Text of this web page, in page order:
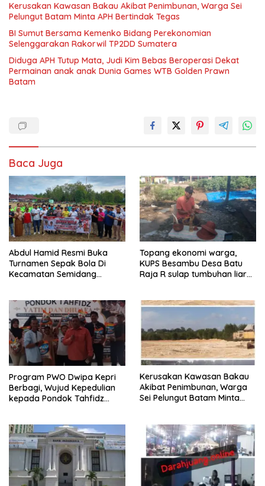
Kerusakan Kawasan Bakau Akibat Penimbunan, Warga Sei
Pelungut Batam Minta APH Bertindak Tegas
BI Sumut Bersama Kemenko Bidang Perekonomian
Selenggarakan Rakorwil TP2DD Sumatera
Diduga APH Tutup Mata, Judi Kim Bebas Beroperasi Dekat
Permainan anak anak Dunia Games WTB Golden Prawn
Batam
Baca Juga
Abdul Hamid Resmi Buka
Turnamen Sepak Bola Di
Kecamatan Semidang
Tahun 2026
Topang ekonomi warga,
KUPS Besambu Desa Batu
Raja R sulap tumbuhan liar
Program PWO Dwipa Kepri
Berbagi, Wujud Kepedulian
kepada Pondok Tahfidz
Kerusakan Kawasan Bakau
Akibat Penimbunan, Warga
Sei Pelungut Batam Minta